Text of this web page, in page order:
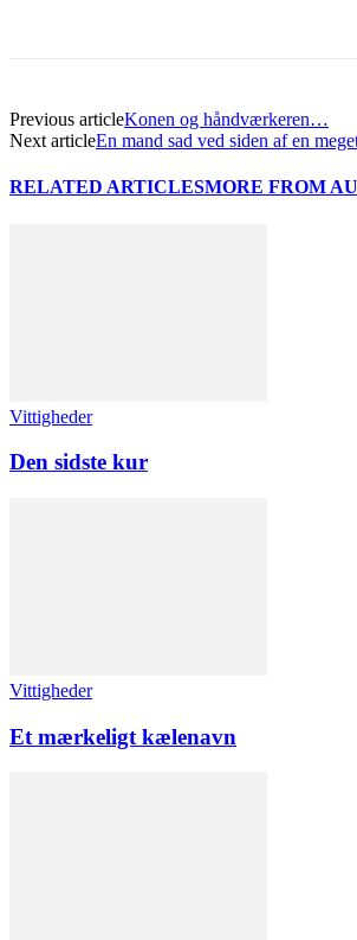
Previous articleKonen og håndværkeren…
Next articleEn mand sad ved siden af en
RELATED ARTICLESMORE FROM
Vittigheder
Den sidste kur
Vittigheder
Et mærkeligt kælenavn